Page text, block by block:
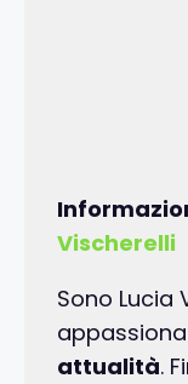
Vischerelli
Sono Lucia
attualità.